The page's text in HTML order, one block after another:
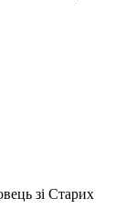
зі Старих